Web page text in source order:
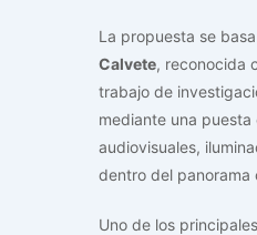
La propuesta se
Calvete, reconocida
trabajo de
mediante una
audiovisuales,
dentro del panorama
Uno de los